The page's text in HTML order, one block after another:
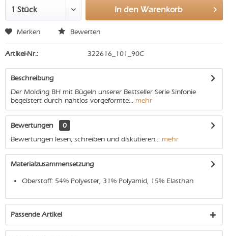
In den Warenkorb
Merken Bewerten
Artikel-Nr.: 322616_101_90C
Beschreibung
Der Molding BH mit Bügeln unserer Bestseller Serie Sinfonie
begeistert durch nahtlos vorgeformte... mehr
Bewertungen
0
Bewertungen lesen, schreiben und diskutieren... mehr
Materialzusammensetzung
Oberstoff: 54% Polyester, 31% Polyamid, 15% Elasthan
Passende Artikel